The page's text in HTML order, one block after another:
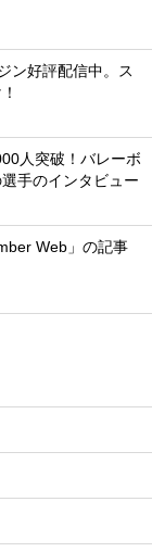
ン好評配信中。ス
人突破！バレーボ
手のインタビュー
Web」の記事